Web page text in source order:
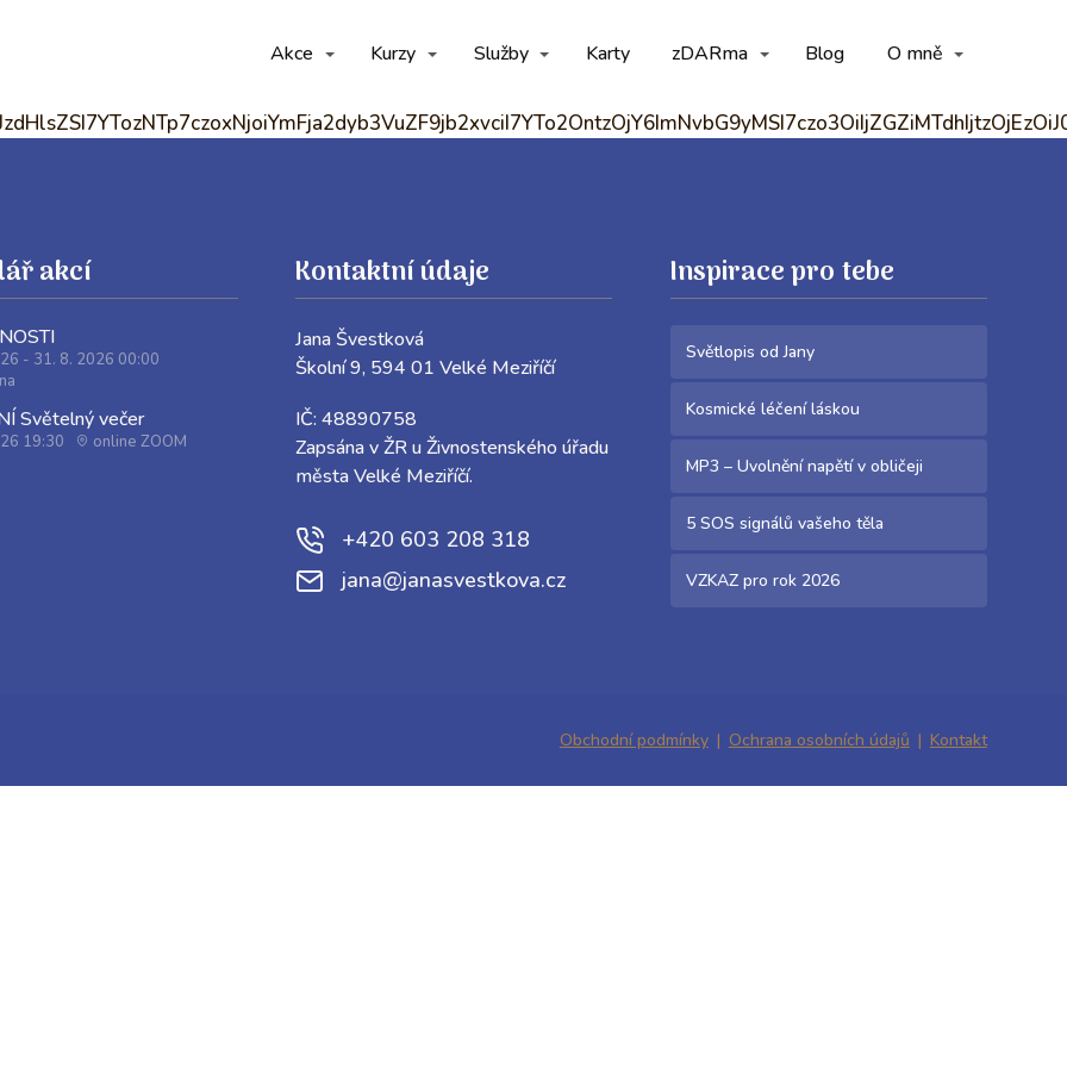
Akce Kurzy Služby Karty zDARma Blog O mně
akcí
- 31. 8. 2026 00:00
Světelný večer
19:30 online ZOOM
Kontaktní údaje
Jana Švestková
Školní 9, 594 01 Velké Meziříčí
IČ: 48890758
Zapsána v ŽR u Živnostenského úřadu
města Velké Meziříčí.
+420 603 208 318
jana@janasvestkova.cz
Inspirace pro tebe
Světlopis od Jany
Kosmické léčení láskou
MP3 – Uvolnění napětí v obličeji
5 SOS signálů vašeho těla
VZKAZ pro rok 2026
Obchodní podmínky Ochrana osobních údajů Kontakt